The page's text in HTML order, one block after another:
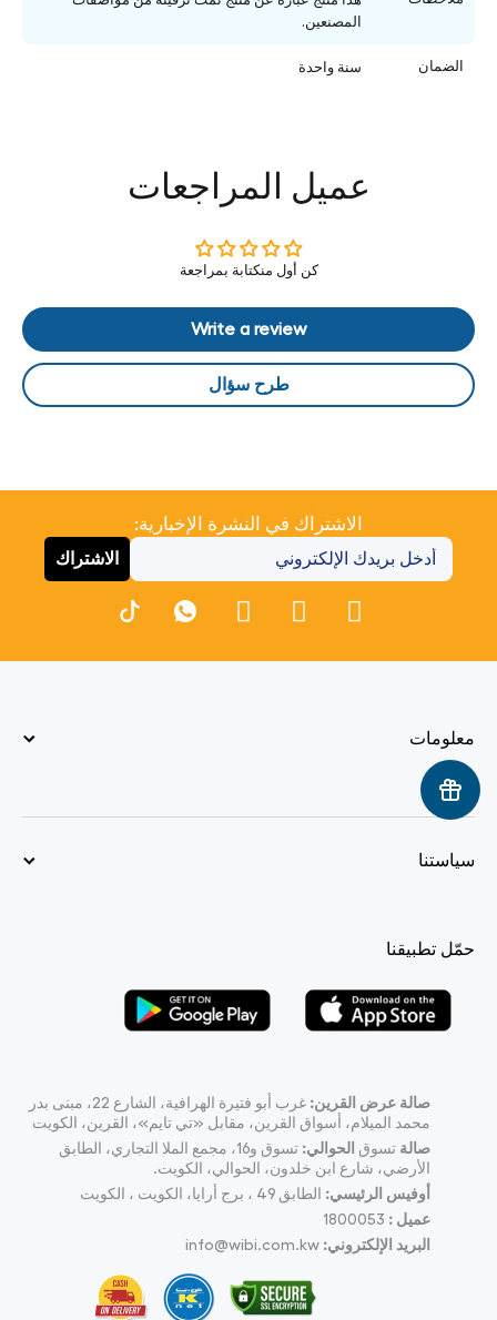
المصنعين.
الضمان سنة واحدة
عميل المراجعات
كن أول منكتابة بمراجعة
Write a review
طرح سؤال
الاشتراك في النشرة الإخبارية:
الاشتراك
معلومات
سياستنا
حمّل تطبيقنا
صالة عرض القرين:
غرب أبو فتيرة الهرافية، الشارع 22، مبنى بدر
محمد الميلام، أسواق القرين، مقابل «تي تايم»، القرين، الكويت
صالة تسوق الحوالي:
تسوق و16، مجمع الملا التجاري، الطابق
الأرضي، شارع ابن خلدون، الحوالي، الكويت.
أوفيس الرئيسي: الطابق 49 ، برج أرايا، الكويت ، الكويت
عميل : 1800053
البريد الإلكتروني: info@wibi.com.kw